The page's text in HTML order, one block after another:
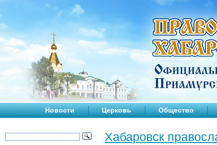
Новости Церковь Общество
Хабаровск